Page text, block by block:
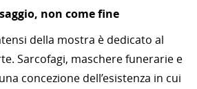
non come fine
della mostra è dedicato al
Sarcofagi, maschere funerarie e
concezione dell’esistenza in cui